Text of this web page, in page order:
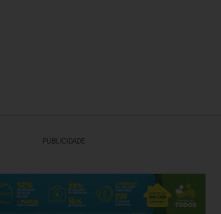
PUBLICIDADE